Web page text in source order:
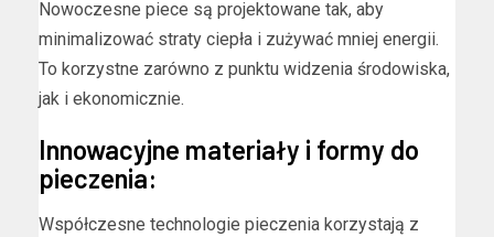
Nowoczesne piece są projektowane tak, aby
minimalizować straty ciepła i zużywać mniej energii.
To korzystne zarówno z punktu widzenia środowiska,
jak i ekonomicznie.
Innowacyjne materiały i formy do
pieczenia:
Współczesne technologie pieczenia korzystają z